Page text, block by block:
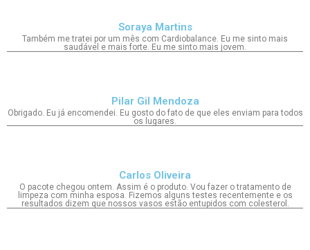
Soraya Martins
Também me tratei por um mês com Cardiobalance. Eu me sinto mais
saudável e mais forte. Eu me sinto mais jovem.
Pilar Gil Mendoza
Obrigado. Eu já encomendei. Eu gosto do fato de que eles enviam para todos
os lugares.
Carlos Oliveira
O pacote chegou ontem. Assim é o produto. Vou fazer o tratamento de
limpeza com minha esposa. Fizemos alguns testes recentemente e os
resultados dizem que nossos vasos estão entupidos com colesterol.